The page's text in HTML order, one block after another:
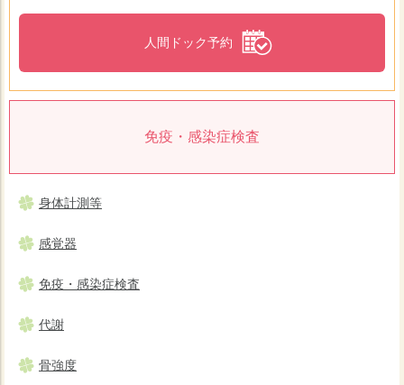
人間ドック予約
免疫・感染症検査
身体計測等
感覚器
免疫・感染症検査
代謝
骨強度